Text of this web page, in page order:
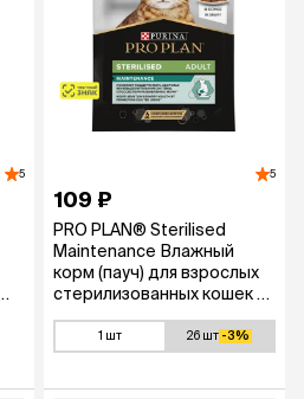
5 5
109 ₽
PRO PLAN® Sterilised
Maintenance Влажный
корм (пауч) для взрослых
стерилизованных кошек и
уткой в соусе, 85 гр.
1 шт 26 шт -3%